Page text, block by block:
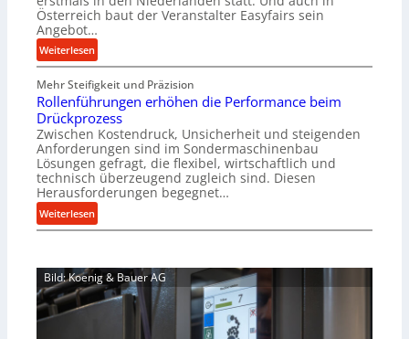
o
u
n
g
e
n
t
s
p
a
n
s
i
c
i
n
e
n
a
u
B
e
s
t
e
l
u
n
g
Österreich baut der Veranstalter Easyfairs sein
Angebot…
Weiterlesen:
A
l
l
A
b
o
u
t
A
u
m
a
Mehr Steifigkeit und Präzision
Rollenführungen erhöhen die Performance beim
Drückprozess
Zwischen Kostendruck, Unsicherheit und steigenden
Anforderungen sind im Sondermaschinenbau
Lösungen gefragt, die flexibel, wirtschaftlich und
technisch überzeugend zugleich sind. Diesen
Herausforderungen begegnet…
Weiterlesen:
R
l
e
Bild: Koenig & Bauer AG